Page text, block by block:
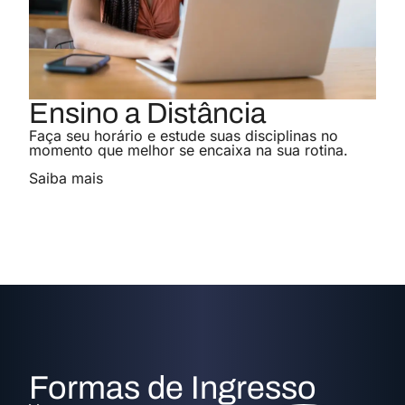
Engenharia Civil
Conheça o curso
Graduação
Engenharia da Computação
Conheça o curso
Pós-graduação
Ensino a Distância
Faça seu horário e estude suas disciplinas no
momento que melhor se encaixa na sua rotina.
Saiba mais
Formas de Ingresso